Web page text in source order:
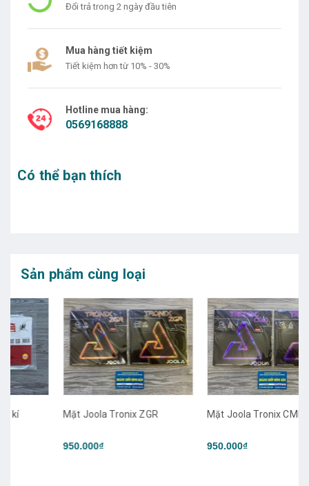
Đổi trả trong 2 ngày đầu tiên
Mua hàng tiết kiệm
Tiết kiệm hơn từ 10% - 30%
Hotline mua hàng:
0569168888
Có thể bạn thích
Sản phẩm cùng loại
Mặt Joola Tronix ZGR Mặt Joola Tronix CMD